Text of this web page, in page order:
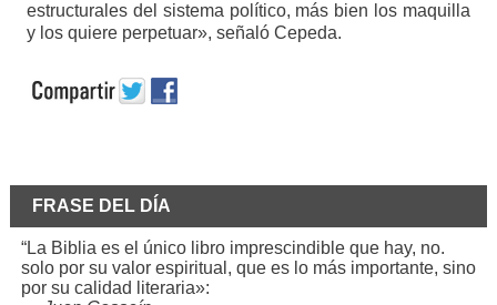
estructurales del sistema político, más bien los maquilla
y los quiere perpetuar», señaló Cepeda.
FRASE DEL DÍA
“La Biblia es el único libro imprescindible que hay, no.
solo por su valor espiritual, que es lo más importante, sino
por su calidad literaria»: